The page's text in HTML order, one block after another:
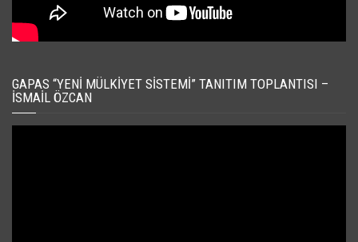
GAPAS “YENI MÜLKIYET SISTEMI” TANITIM TOPLANTISI –
İSMAIL ÖZCAN